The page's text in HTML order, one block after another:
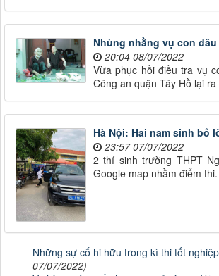
Nhùng nhằng vụ con
20:04 08/07/2022
Vừa phục hồi điều tra vụ
Công an quận Tây Hồ lại
Hà Nội: Hai nam sinh bỏ
23:57 07/07/2022
2 thí sinh trường THPT
Google map nhầm điểm thi.
Những sự cố hi hữu trong kì thi tốt
07/07/2022)